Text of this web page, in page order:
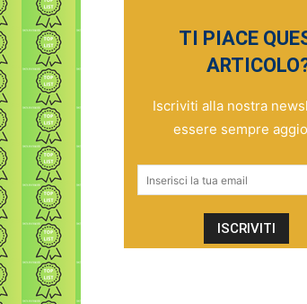
TI PIACE
Iscriviti alla nostra
essere sempre